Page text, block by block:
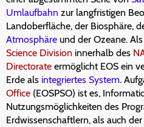
Umlaufbahn zur langfristigen
Landoberfläche, der Biosphäre,
Atmosphäre und der Ozeane.
Science Division innerhalb des
Directorate ermöglicht EOS ein
Erde als integriertes System.
Office (EOSPSO) ist es,
Nutzungsmöglichkeiten des
Erdwissenschaftlern, als auch